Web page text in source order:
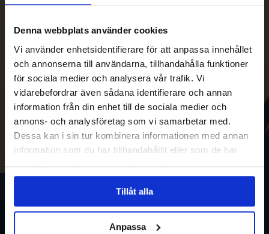
Denna webbplats använder cookies
Vi använder enhetsidentifierare för att anpassa innehållet
och annonserna till användarna, tillhandahålla funktioner
för sociala medier och analysera vår trafik. Vi
vidarebefordrar även sådana identifierare och annan
information från din enhet till de sociala medier och
annons- och analysföretag som vi samarbetar med.
Dessa kan i sin tur kombinera informationen med annan
information som du har tillhandahållit eller som de har
samlat in när du har använt deras tjänster.
Tillåt alla
Anpassa